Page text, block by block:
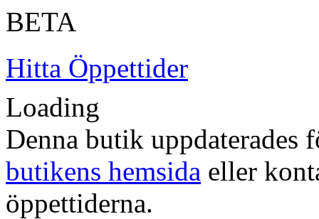
BETA
Hitta Öppettider
Loading
Denna butik uppdaterades
butikens hemsida eller
öppettiderna.